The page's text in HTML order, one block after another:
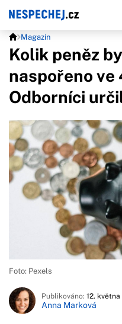
Magazín
Kolik peněz
naspořeno ve
Odborníci
Foto: Pexels
Publikováno: 12. května
Anna Marková